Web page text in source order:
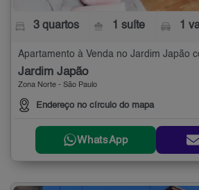
3 quartos 1 suíte 1
Apartamento à Venda no Jardim Japão
Jardim Japão
Zona Norte - São Paulo
Endereço no círculo do mapa
WhatsApp